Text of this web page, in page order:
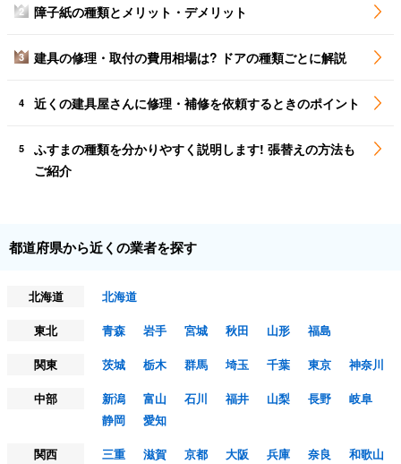
2 障子紙の種類とメリット・デメリット
3 建具の修理・取付の費用相場は? ドアの種類ごとに解説
4 近くの建具屋さんに修理・補修を依頼するときのポイント
5
ふすまの種類を分かりやすく説明します! 張替えの方法も
ご紹介
都道府県から近くの業者を探す
北海道
北海道
東北
青森 岩手 宮城 秋田 山形
福島
関東
茨城 栃木 群馬 埼玉 千葉 東京
神奈川
中部
新潟 富山 石川 福井 山梨 長野
岐阜
静岡
愛知
関西
三重 滋賀 京都 大阪 兵庫 奈良
和歌山